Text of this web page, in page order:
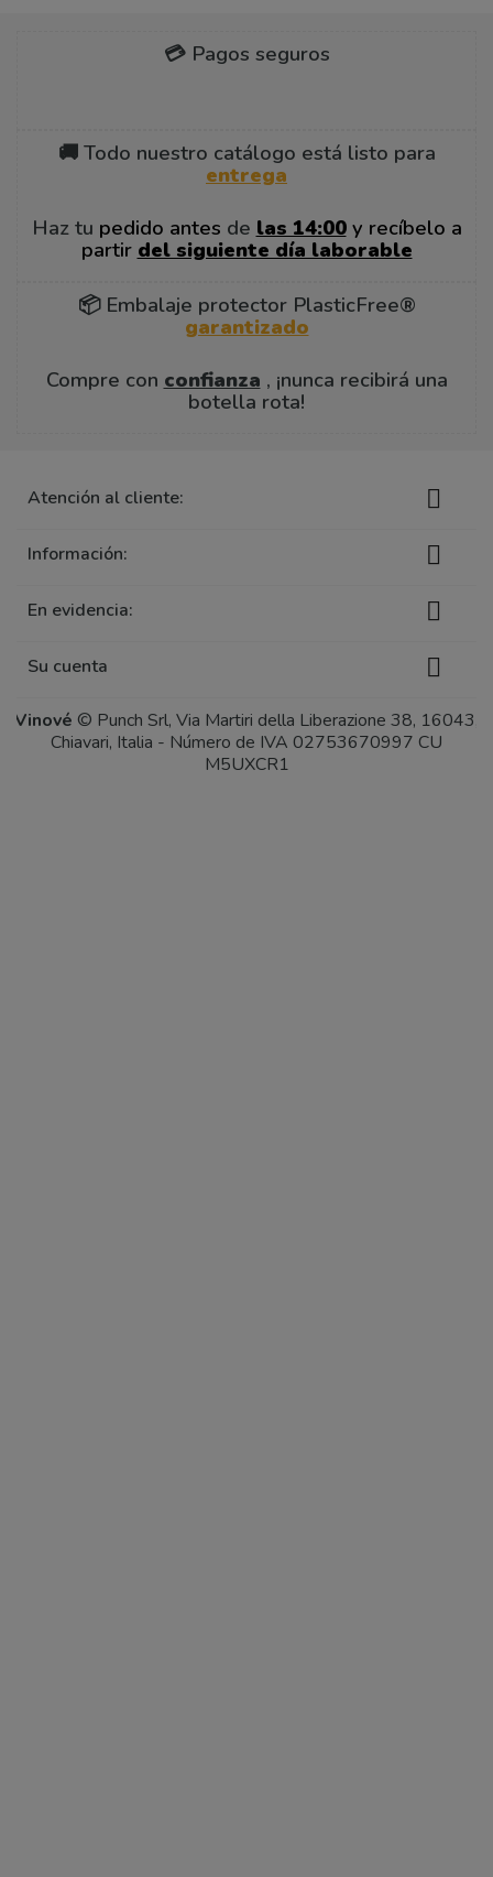
💳 Pagos seguros
🚚 Todo nuestro catálogo está listo para
entrega
Haz tu pedido antes de las 14:00 y recíbelo a
partir del siguiente día laborable
📦 Embalaje protector PlasticFree®
garantizado
Compre con confianza , ¡nunca recibirá una
botella rota!
Atención al cliente: 
Información: 
En evidencia: 
Su cuenta 
Vinové © Punch Srl, Via Martiri della Liberazione 38, 16043,
Chiavari, Italia - Número de IVA 02753670997 CU
M5UXCR1